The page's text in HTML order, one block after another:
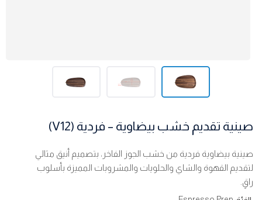
صينية تقديم خشب بيضاوية – فردية (V12)
صينية بيضاوية فردية من خشب الجوز الفاخر، بتصميم أنيق مثالي
لتقديم القهوة والشاي والحلويات والمشروبات المميزة بأسلوب
راقٍ.